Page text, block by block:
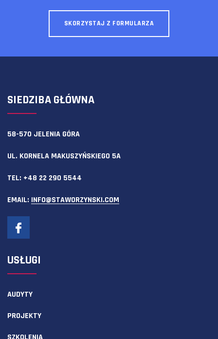
SKORZYSTAJ Z FORMULARZA
SIEDZIBA GŁÓWNA
58-570 JELENIA GÓRA
UL. KORNELA MAKUSZYŃSKIEGO 5A
TEL: +48 22 290 5544
EMAIL: INFO@STAWORZYNSKI.COM
USŁUGI
AUDYTY
PROJEKTY